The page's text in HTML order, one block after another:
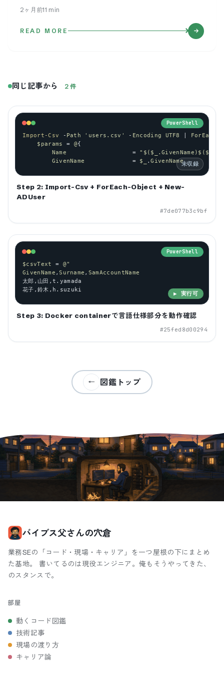
2ヶ月前11 min
READ MORE
同じ記事から 2 件
PowerShell
Import-Csv - Path 'users.csv' - Encoding UTF8
ForEach-
$params
= @{
Name
                  =
GivenName
             =
$_ .GivenName未収録
Step 2: Import-Csv + ForEach-Object + New-
ADUser
#7de077b3c9bf
PowerShell
$csvText = @"
GivenName ,Surname , SamAccountName
太郎,山田, t . yamada
花子,鈴木, h . suzuki
▶ 実行可
Step 3: Docker containerで言語仕様部分を動作確認
#25fed8d00294
← 図鑑トップ
バイブス父さんの穴倉
業務SEの「コード・現場・キャリア」を一つ屋根の下にまとめ
た基地。 書いてるのは現役エンジニア。俺もそうやってきた、
のスタンスで。
部屋
動くコード図鑑
技術記事
現場の渡り方
キャリア論